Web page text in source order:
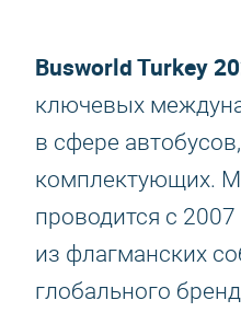
Busworld Turkey
ключевых
в сфере
комплектующих.
проводится с
из флагманских
глобального